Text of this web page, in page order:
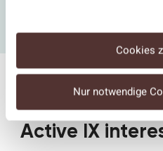
Cookies
Nur notwendige
Ihnen gar nicht ansehen,
Jetzt Mini-Hörgeräte
Für wen kann
Active IX